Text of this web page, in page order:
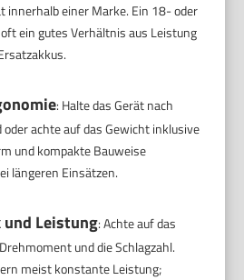
innerhalb einer Marke. Ein 18- oder
ein gutes Verhältnis aus Leistung
: Halte das Gerät nach
achte auf das Gewicht inklusive
und kompakte Bauweise
längeren Einsätzen.
und Leistung: Achte auf das
und die Schlagzahl.
meist konstante Leistung;